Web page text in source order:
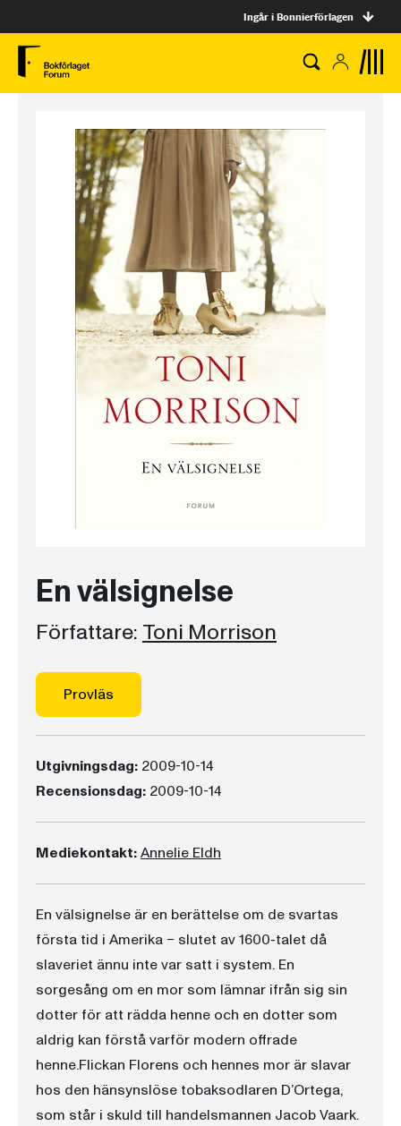
Ingår i Bonnierförlagen
En välsignelse
Författare: Toni Morrison
Provläs
Utgivningsdag: 2009-10-14
Recensionsdag: 2009-10-14
Mediekontakt:Annelie Eldh
En välsignelse är en berättelse om de svartas
första tid i Amerika − slutet av 1600-talet då
slaveriet ännu inte var satt i system. En
sorgesång om en mor som lämnar ifrån sig sin
dotter för att rädda henne och en dotter som
aldrig kan förstå varför modern offrade
henne.Flickan Florens och hennes mor är slavar
hos den hänsynslöse tobaksodlaren D’Ortega,
som står i skuld till handelsmannen Jacob Vaark.